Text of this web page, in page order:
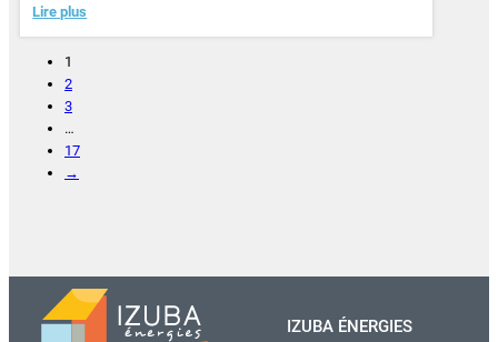
Lire plus
1
2
3
…
17
→
IZUBA ÉNERGIES